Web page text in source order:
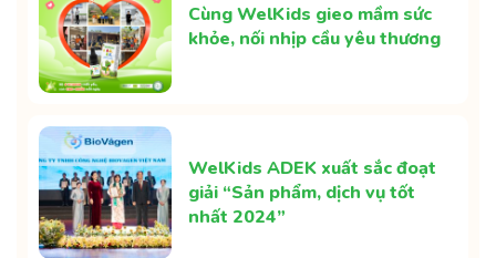
Cùng WelKids gieo mầm sức
khỏe, nối nhịp cầu yêu thương
WelKids ADEK xuất sắc đoạt
giải “Sản phẩm, dịch vụ tốt
nhất 2024”